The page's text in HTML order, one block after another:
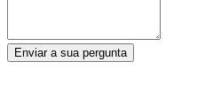
Enviar a sua pergunta